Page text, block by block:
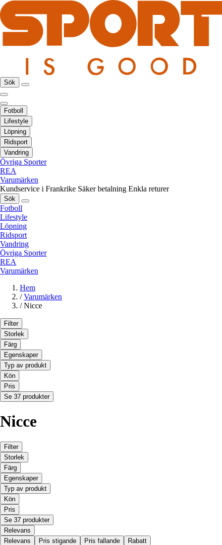
Sök
Fotboll
Lifestyle
Löpning
Ridsport
Vandring
Övriga Sporter
REA
Varumärken
Kundservice i Frankrike Säker betalning Enkla returer
Sök
Fotboll
Lifestyle
Löpning
Ridsport
Vandring
Övriga Sporter
REA
Varumärken
Hem
/ Varumärken
/ Nicce
Filter
Storlek
Färg
Egenskaper
Typ av produkt
Kön
Pris
Se 37 produkter
Nicce
Filter
Storlek
Färg
Egenskaper
Typ av produkt
Kön
Pris
Se 37 produkter
Relevans
Relevans
Pris stigande Pris fallande Rabatt